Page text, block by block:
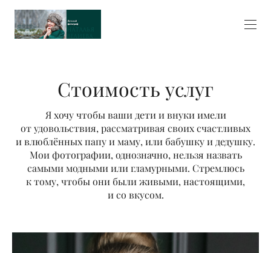
Стоимость услуг
Я хочу чтобы ваши дети и внуки имели
от удовольствия, рассматривая своих счастливых
и влюблённых папу и маму, или бабушку и дедушку.
Мои фотографии, однозначно, нельзя назвать
самыми модными или гламурными. Стремлюсь
к тому, чтобы они были живыми, настоящими,
и со вкусом.